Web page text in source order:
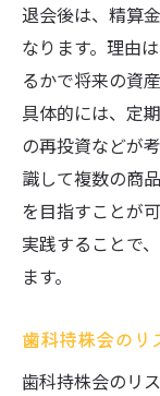
退会後は、精算
なります。理由
るかで将来の資
具体的には、定
の再投資などが
識して複数の商
を目指すことが
実践することで
ます。
歯科持株会のリ
歯科持株会のリ